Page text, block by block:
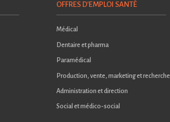
OFFRES D'EMPLOI SANTÉ
Médical
Dentaire et pharma
Paramédical
Production, vente, marketing et recherche
Administration et direction
Social et médico-social